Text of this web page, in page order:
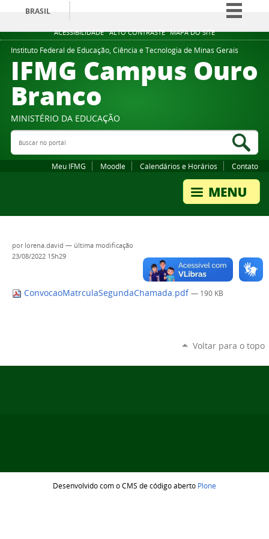
ACESSIBILIDADE ALTO CONTRASTE MAPA DO SITE
BRASIL
Simplifique!
Comunica BR
Participe
Instituto Federal de Educação, Ciência e Tecnologia de Minas Gerais
IFMG Campus Ouro
Branco
MINISTÉRIO DA EDUCAÇÃO
Buscar no portal
Meu IFMG Moodle Calendários e Horários Contato
por lorena.david — última modificação
23/08/2022 15h29
ConvocaoMatrculaSegundaChamada.pdf — 190 KB
Voltar para o topo
Desenvolvido com o CMS de código aberto Plone